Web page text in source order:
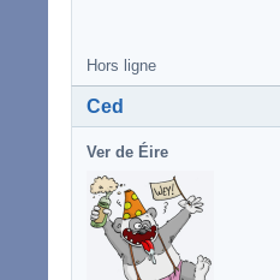
Hors ligne
Ced
Ver de Éire